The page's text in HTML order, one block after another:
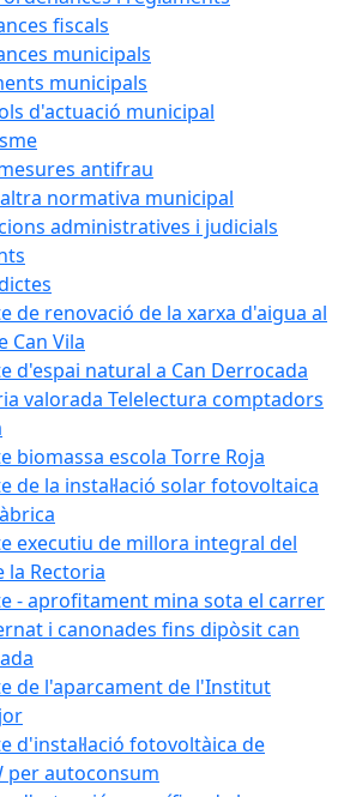
fiscals
municipals
municipals
d'actuació municipal
antifrau
normativa municipal
administratives i judicials
de renovació de la xarxa d'aigua al
Can Vila
d'espai natural a Can Derrocada
valorada Telelectura comptadors
biomassa escola Torre Roja
de la instal·lació solar fotovoltaica
executiu de millora integral del
la Rectoria
- aprofitament mina sota el carrer
i canonades fins dipòsit can
de l'aparcament de l'Institut
d'instal·lació fotovoltàica de
per autoconsum